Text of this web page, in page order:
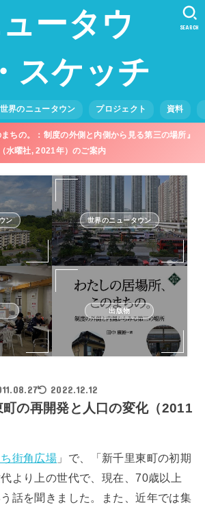
ータウ
スケッチ
世界のニュータウン プロジェクト 資料
SEARCH
ちの。：制度の外側と内側から見る第三の場所』
（水曜社, 2021年）のご案内
ン 世界のニュータウン
出版物
2022.12.12
の再開発と人口の変化（2011
街角広場 」で、「新千里東町の初期
より上の世代で、現在、70歳以上
話を聞きました。また、近年では集